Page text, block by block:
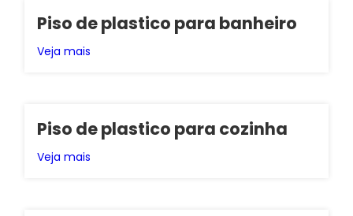
Piso de plastico para banheiro
Veja mais
Piso de plastico para cozinha
Veja mais